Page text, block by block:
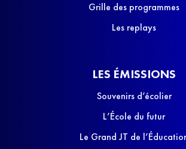
Grille des programmes
Les replays
LES ÉMISSIONS
Souvenirs d’écolier
L’École du futur
Le Grand JT de